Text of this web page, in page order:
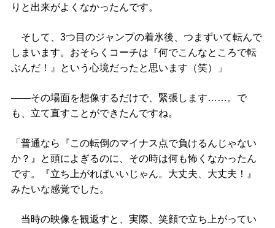
りと出来がよくなかったんです。
そして、3つ目のジャンプの着氷後、つまずいて転んで
しまいます。おそらくコーチは『何でこんなところで転
ぶんだ！』という心境だったと思います（笑）」
――その場面を想像するだけで、緊張します……。で
も、立て直すことができたんですね。
「普通なら『この転倒のマイナス点で負けるんじゃない
か？』と頭によぎるのに、その時は何も怖くなかったん
です。『立ち上がればいいじゃん。大丈夫、大丈夫！』
みたいな感覚でした。
当時の映像を観返すと、実際、笑顔で立ち上がってい